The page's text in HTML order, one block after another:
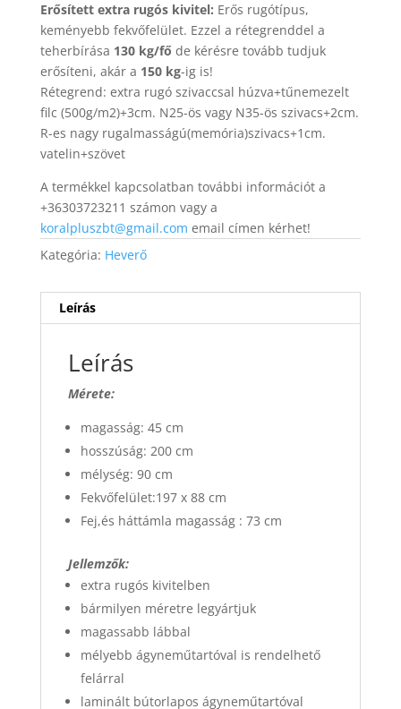
Erősített extra rugós kivitel: Erős rugótípus,
keményebb fekvőfelület. Ezzel a rétegrenddel a
teherbírása 130 kg/főde kérésre tovább tudjuk
erősíteni, akár a 150 kg-ig is!
Rétegrend: extra rugó szivaccsal húzva+tűnemezelt
filc (500g/m2)+3cm. N25-ös vagy N35-ös szivacs+2cm.
R-es nagy rugalmasságú(memória)szivacs+1cm.
vatelin+szövet
A termékkel kapcsolatban további információt a
+36303723211 számon vagy a
koralpluszbt@gmail.com email címen kérhet!
Kategória: Heverő
Leírás
Leírás
Mérete:
magasság: 45 cm
hosszúság: 200 cm
mélység: 90 cm
Fekvőfelület:197 x 88 cm
Fej,és háttámla magasság : 73 cm
Jellemzők:
extra rugós kivitelben
bármilyen méretre legyártjuk
magassabb lábbal
mélyebb ágyneműtartóval is rendelhető
felárral
laminált bútorlapos ágyneműtartóval